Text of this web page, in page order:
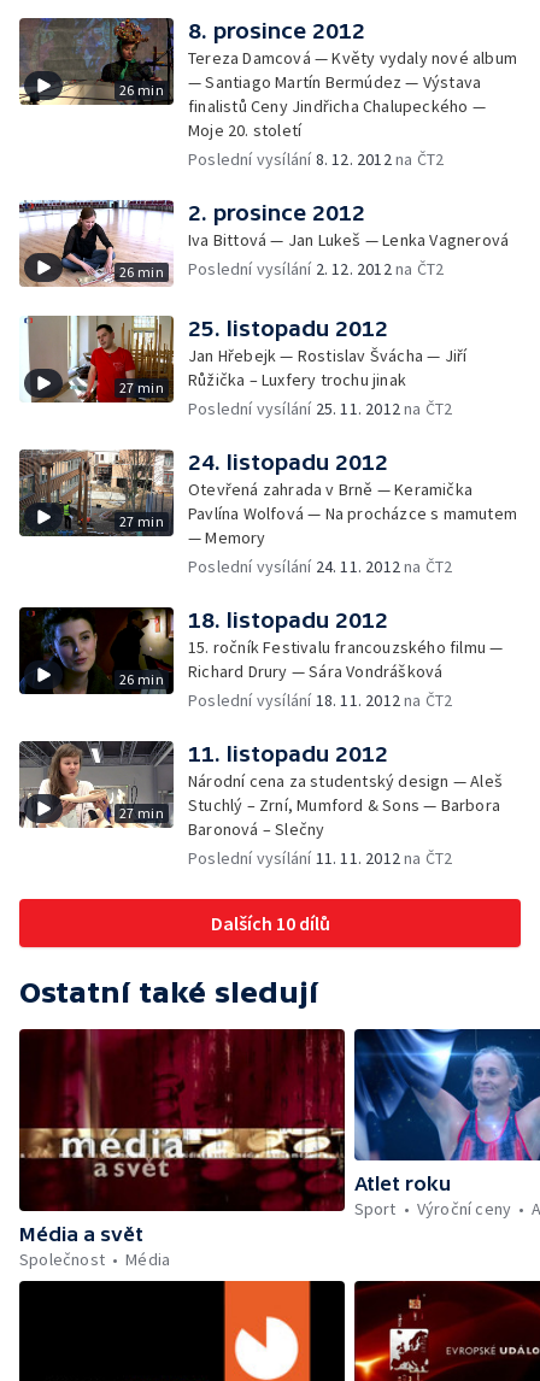
26 min
8. prosince 2012
Tereza Damcová — Květy vydaly nové album
— Santiago Martín Bermúdez — Výstava
finalistů Ceny Jindřicha Chalupeckého —
Moje 20. století
Poslední vysílání8. 12. 2012 na ČT2
26 min
2. prosince 2012
Iva Bittová — Jan Lukeš — Lenka Vagnerová
Poslední vysílání 2. 12. 2012 na ČT2
27 min
25. listopadu 2012
Jan Hřebejk — Rostislav Švácha — Jiří
Růžička – Luxfery trochu jinak
Poslední vysílání 25. 11. 2012 na ČT2
27 min
24. listopadu 2012
Otevřená zahrada v Brně — Keramička
Pavlína Wolfová — Na procházce s mamutem
— Memory
Poslední vysílání 24. 11. 2012 na ČT2
26 min
18. listopadu 2012
15. ročník Festivalu francouzského filmu —
Richard Drury — Sára Vondrášková
Poslední vysílání 18. 11. 2012 na ČT2
27 min
11. listopadu 2012
Národní cena za studentský design — Aleš
Stuchlý – Zrní, Mumford & Sons — Barbora
Baronová – Slečny
Poslední vysílání 11. 11. 2012 na ČT2
Dalších 10 dílů
Ostatní také sledují
Média a svět
Společnost
Média
Atlet roku
Sport
Výroční ceny